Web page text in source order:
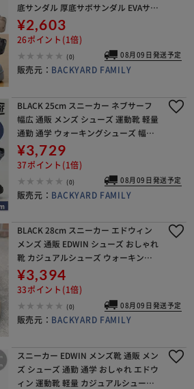
底サンダル 厚底サボサンダル EVAサン
ダル eva サンダル 靴 シューズ 軽量 軽
い 履きやすい fasproj
¥2,603
26ポイント(1倍)
(0) 08月09日発送予定
販売元： BACKYARD FAMILY
BLACK 25cm スニーカー ネブサーフ
幅広 通販 メンズ シューズ 運動靴 軽量
通勤 通学 ウォーキングシューズ 幅広
スニーカー 靴 おしゃれ 歩きやすい メ
ンズシューズ NEV SURF
¥3,729
37ポイント(1倍)
(0) 08月09日発送予定
販売元： BACKYARD FAMILY
BLACK 28cm スニーカー エドウィン
メンズ 通販 EDWIN シューズ おしゃれ
靴 カジュアルシューズ ウォーキング
シューズ 運動靴 軽量 スタイリッシュ
通勤 通学 メンズシューズ レデ
¥3,394
33ポイント(1倍)
(0) 08月09日発送予定
販売元： BACKYARD FAMILY
スニーカー EDWIN メンズ靴 通販 メン
ズ シューズ 通勤 通学 おしゃれ エドウ
ィン 運動靴 軽量 カジュアルシューズ